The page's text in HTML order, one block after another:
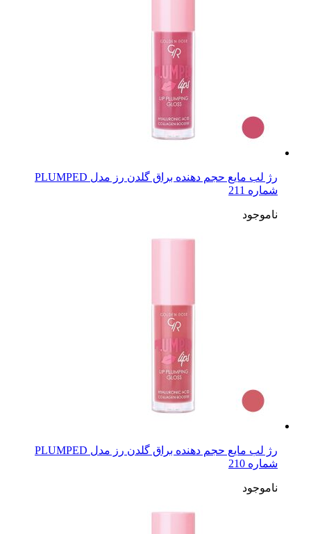
رژ لب مایع حجم دهنده براق گلدن رز مدل PLUMPED
شماره 211
ناموجود
رژ لب مایع حجم دهنده براق گلدن رز مدل PLUMPED
شماره 210
ناموجود